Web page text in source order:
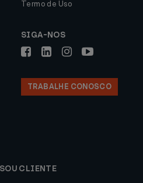
Termo de Uso
SIGA-NOS
TRABALHE CONOSCO
CLIENTE